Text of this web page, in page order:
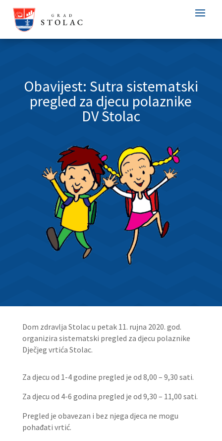
Obavijest: Sutra sistematski
pregled za djecu polaznike
DV Stolac
Dom zdravlja Stolac u petak 11. rujna 2020. god.
organizira sistematski pregled za djecu polaznike
Dječjeg vrtića Stolac.
Za djecu od 1-4 godine pregled je od 8,00 – 9,30 sati.
Za djecu od 4-6 godina pregled je od 9,30 – 11,00 sati.
Pregled je obavezan i bez njega djeca ne mogu
pohađati vrtić.